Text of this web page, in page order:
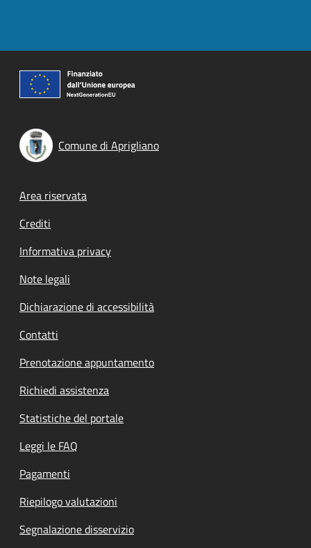
Comune di Aprigliano
Footer menu
Area riservata
Crediti
Informativa privacy
Note legali
Dichiarazione di accessibilità
Contatti
Prenotazione appuntamento
Richiedi assistenza
Statistiche del portale
Leggi le FAQ
Pagamenti
Riepilogo valutazioni
Segnalazione disservizio